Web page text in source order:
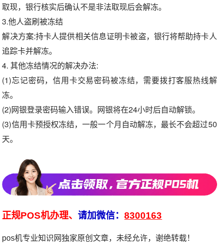
取现，银行核实后确认不是非法取现后会解冻。
3.他人盗刷被冻结
解决方案:持卡人提供相关信息证明卡被盗，银行将帮助持卡人
追踪卡并解冻。
4. 其他冻结情况的解决办法:
(1)忘记密码，信用卡交易密码被冻结，需要拨打客服热线解
冻。
(2)网银登录密码输入错误。网银将在24小时后自动解锁。
(3)信用卡预授权冻结，一般一个月自动解冻，最长不会超过50
天。
正规POS机办理、请加微信：8300163
pos机专业知识网独家原创文章，未经允许，谢绝转载！